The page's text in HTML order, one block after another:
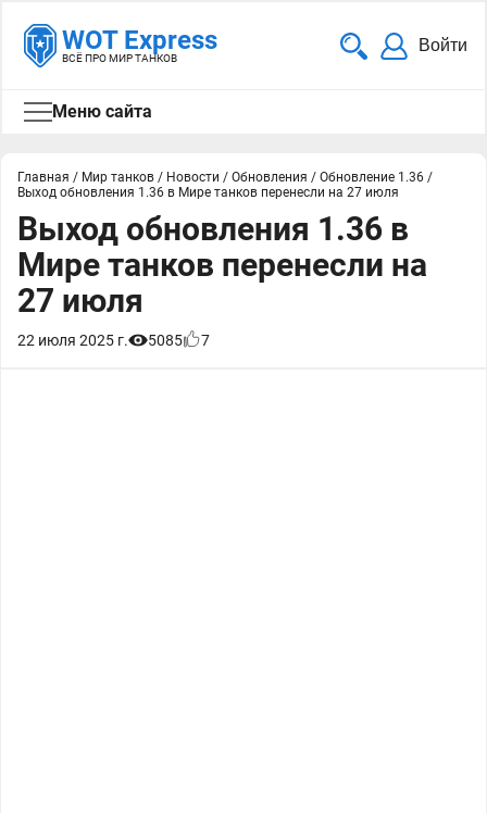
WOT Express
ВСЁ ПРО МИР ТАНКОВ
Войти
Меню сайта
Главная / Мир танков / Новости / Обновления / Обновление 1.36 /
Выход обновления 1.36 в Мире танков перенесли на 27 июля
Выход обновления 1.36 в
Мире танков перенесли на
27 июля
22 июля 2025 г. 5085 7